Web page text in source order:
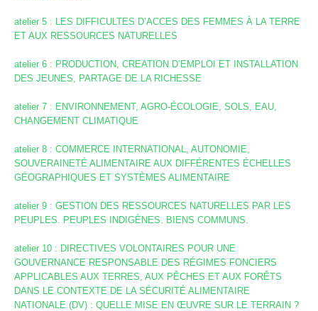
atelier 5 : LES DIFFICULTES D’ACCES DES FEMMES À LA TERRE
ET AUX RESSOURCES NATURELLES
atelier 6 : PRODUCTION, CREATION D’EMPLOI ET INSTALLATION
DES JEUNES, PARTAGE DE LA RICHESSE
atelier 7 : ENVIRONNEMENT, AGRO-ÉCOLOGIE, SOLS, EAU,
CHANGEMENT CLIMATIQUE
atelier 8 : COMMERCE INTERNATIONAL, AUTONOMIE,
SOUVERAINETÉ ALIMENTAIRE AUX DIFFÉRENTES ÉCHELLES
GÉOGRAPHIQUES ET SYSTÈMES ALIMENTAIRE
atelier 9 : GESTION DES RESSOURCES NATURELLES PAR LES
PEUPLES. PEUPLES INDIGÈNES. BIENS COMMUNS.
atelier 10 : DIRECTIVES VOLONTAIRES POUR UNE
GOUVERNANCE RESPONSABLE DES RÉGIMES FONCIERS
APPLICABLES AUX TERRES, AUX PÊCHES ET AUX FORÊTS
DANS LE CONTEXTE DE LA SÉCURITÉ ALIMENTAIRE
NATIONALE (DV) : QUELLE MISE EN ŒUVRE SUR LE TERRAIN ?